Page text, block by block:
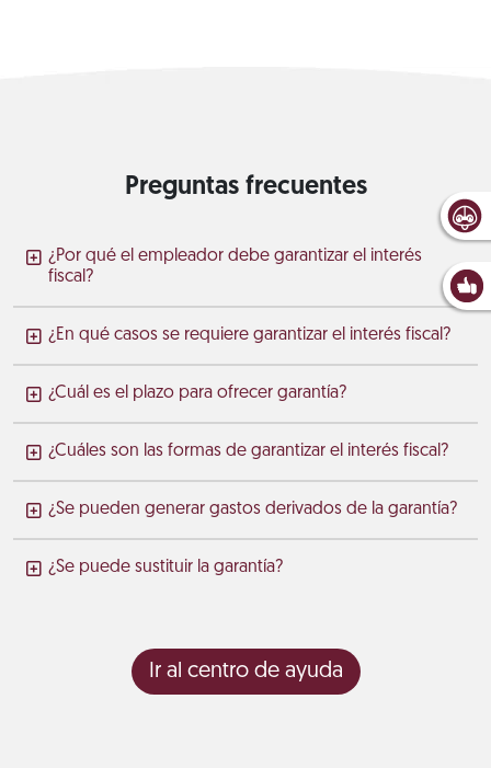
Preguntas frecuentes
¿Por qué el empleador debe garantizar el interés
fiscal?
¿En qué casos se requiere garantizar el interés fiscal?
¿Cuál es el plazo para ofrecer garantía?
¿Cuáles son las formas de garantizar el interés fiscal?
¿Se pueden generar gastos derivados de la garantía?
¿Se puede sustituir la garantía?
Ir al centro de ayuda